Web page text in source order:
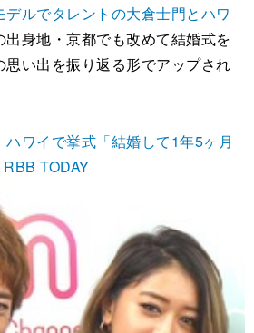
デルでタレントの大倉士門とハワ
出身地・京都でも改めて結婚式を
い出を振り返る形でアップされ
ワイで挙式「結婚して1年5ヶ月
TODAY